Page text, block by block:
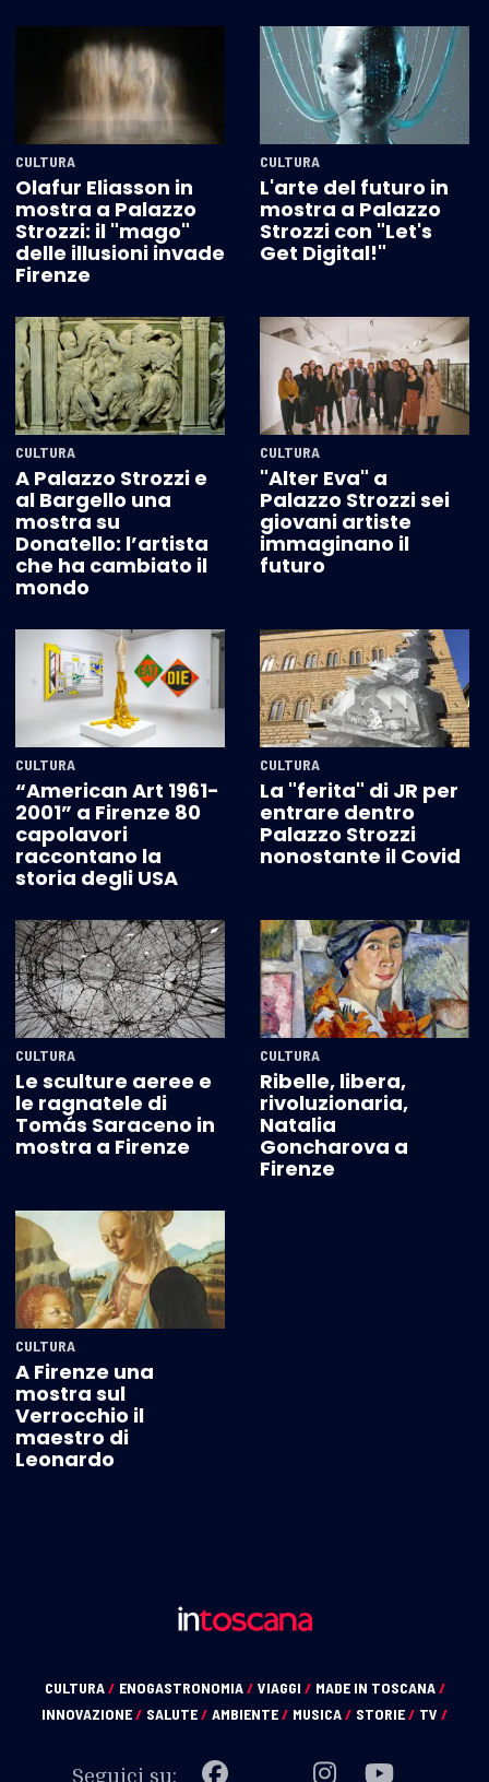
CULTURA
Olafur Eliasson in
mostra a Palazzo
Strozzi: il "mago"
delle illusioni invade
Firenze
CULTURA
L'arte del futuro in
mostra a Palazzo
Strozzi con "Let's
Get Digital!"
CULTURA
A Palazzo Strozzi e
al Bargello una
mostra su
Donatello: l’artista
che ha cambiato il
mondo
CULTURA
"Alter Eva" a
Palazzo Strozzi sei
giovani artiste
immaginano il
futuro
CULTURA
“American Art 1961-
2001” a Firenze 80
capolavori
raccontano la
storia degli USA
CULTURA
La "ferita" di JR per
entrare dentro
Palazzo Strozzi
nonostante il Covid
CULTURA
Le sculture aeree e
le ragnatele di
Tomás Saraceno in
mostra a Firenze
CULTURA
Ribelle, libera,
rivoluzionaria,
Natalia
Goncharova a
Firenze
CULTURA
A Firenze una
mostra sul
Verrocchio il
maestro di
Leonardo
CULTURA/ ENOGASTRONOMIA/ VIAGGI / MADE IN TOSCANA/
INNOVAZIONE/ SALUTE/ AMBIENTE/ MUSICA/ STORIE/ TV /
Seguici su: